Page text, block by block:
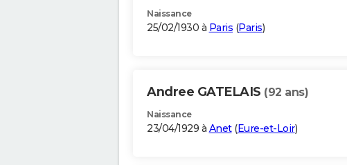
Naissance
25/02/1930 à Paris (Paris)
Andree GATELAIS (92 ans)
Naissance
23/04/1929 à Anet(Eure-et-Loir)